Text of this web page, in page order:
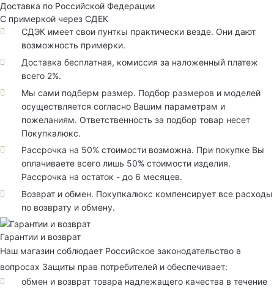
Доставка по Российской Федерации
С примеркой через СДЕК
СДЭК имеет свои пунткы практически везде. Они дают
возможность примерки.
Доставка бесплатная, комиссия за наложенный платеж
всего 2%.
Мы сами подберм размер. Подбор размеров и моделей
осуществляется согласно Вашим параметрам и
пожеланиям. Ответственность за подбор товар несет
Покупкалюкс.
Рассрочка на 50% стоимости возможна. При покупке Вы
оплачиваете всего лишь 50% стоимости изделия.
Рассрочка на остаток - до 6 месяцев.
Возврат и обмен. Покупкалюкс компенсирует все расходы
по возврату и обмену.
Гарантии и возврат
Наш магазин соблюдает Российское законодательство в
вопросах Защиты прав потребителей и обеспечивает:
обмен и возврат товара надлежащего качества в течение